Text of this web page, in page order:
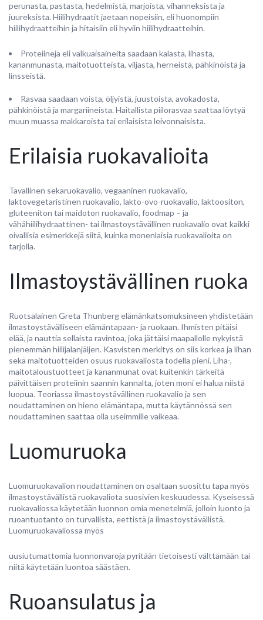
perunasta, pastasta, hedelmistä, marjoista, vihanneksista ja
juureksista. Hiilihydraatit jaetaan nopeisiin, eli huonompiin
hiilihydraatteihin ja hitaisiin eli hyviin hiilihydraatteihin.
Proteiineja eli valkuaisaineita saadaan kalasta, lihasta,
kananmunasta, maitotuotteista, viljasta, herneistä, pähkinöistä ja
linsseistä.
Rasvaa saadaan voista, öljyistä, juustoista, avokadosta,
pähkinöistä ja margariineista. Haitallista piilorasvaa saattaa löytyä
muun muassa makkaroista tai erilaisista leivonnaisista.
Erilaisia ruokavalioita
Tavallinen sekaruokavalio, vegaaninen ruokavalio,
laktovegetaristinen ruokavalio, lakto-ovo-ruokavalio, laktoositon,
gluteeniton tai maidoton ruokavalio, foodmap – ja
vähähiilihydraattinen- tai ilmastoystävällinen ruokavalio ovat kaikki
oivallisia esimerkkejä siitä, kuinka monenlaisia ruokavalioita on
tarjolla.
Ilmastoystävällinen ruoka
Ruotsalainen Greta Thunberg elämänkatsomuksineen yhdistetään
ilmastoystävälliseen elämäntapaan- ja ruokaan. Ihmisten pitäisi
elää, ja nauttia sellaista ravintoa, joka jättäisi maapallolle nykyistä
pienemmän hiilijalanjäljen. Kasvisten merkitys on siis korkea ja lihan
sekä maitotuotteiden osuus ruokavaliosta todella pieni. Liha-,
maitotaloustuotteet ja kananmunat ovat kuitenkin tärkeitä
päivittäisen proteiinin saannin kannalta, joten moni ei halua niistä
luopua. Teoriassa ilmastoystävällinen ruokavalio ja sen
noudattaminen on hieno elämäntapa, mutta käytännössä sen
noudattaminen saattaa olla useimmille vaikeaa.
Luomuruoka
Luomuruokavalion noudattaminen on osaltaan suosittu tapa myös
ilmastoystävällistä ruokavaliota suosivien keskuudessa. Kyseisessä
ruokavaliossa käytetään luonnon omia menetelmiä, jolloin luonto ja
ruoantuotanto on turvallista, eettistä ja ilmastoystävällistä.
Luomuruokavaliossa myös
uusiutumattomia luonnonvaroja pyritään tietoisesti välttämään tai
niitä käytetään luontoa säästäen.
Ruoansulatus ja